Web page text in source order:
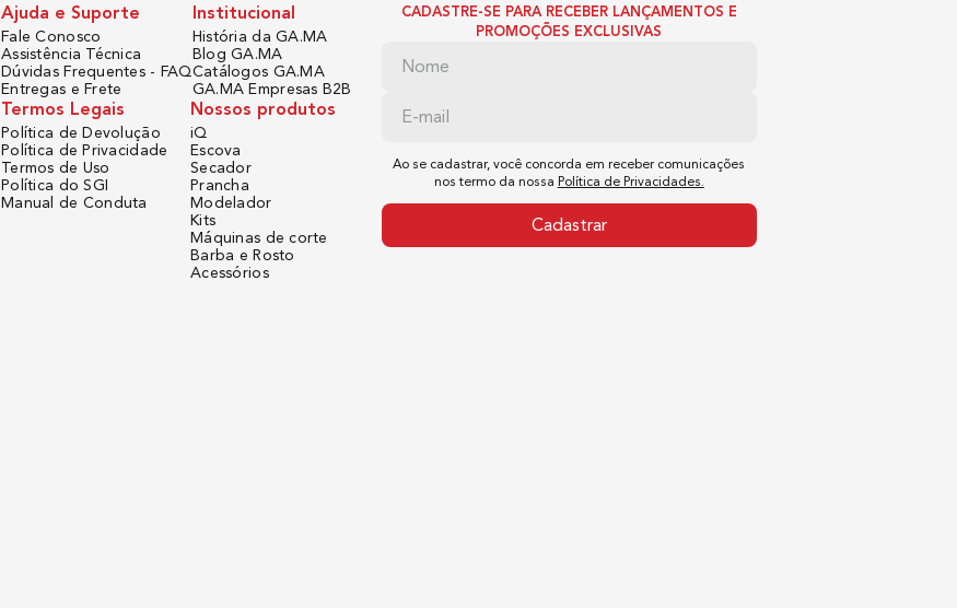
Ajuda e Suporte
Fale Conosco
Assistência Técnica
Dúvidas Frequentes - FAQ
Entregas e Frete
Institucional
História da GA.MA
Blog GA.MA
Catálogos GA.MA
GA.MA Empresas B2B
Termos Legais
Política de Devolução
Política de Privacidade
Termos de Uso
Política do SGI
Manual de Conduta
Nossos produtos
iQ
Escova
Secador
Prancha
Modelador
Kits
Máquinas de corte
Barba e Rosto
Acessórios
CADASTRE-SE PARA RECEBER LANÇAMENTOS E
PROMOÇÕES EXCLUSIVAS
Ao se cadastrar, você concorda em receber comunicações
nos termo da nossa Política de Privacidades.
Cadastrar